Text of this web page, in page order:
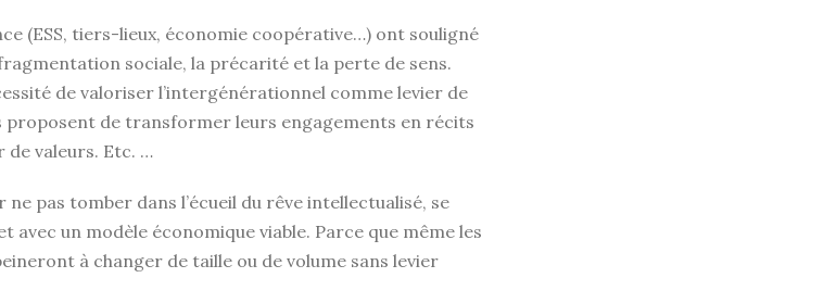
(ESS, tiers-lieux, économie coopérative…) ont souligné
sociale, la précarité et la perte de sens.
de valoriser l’intergénérationnel comme levier de
proposent de transformer leurs engagements en récits
de valeurs. Etc. …
pas tomber dans l’écueil du rêve intellectualisé, se
avec un modèle économique viable. Parce que même les
à changer de taille ou de volume sans levier